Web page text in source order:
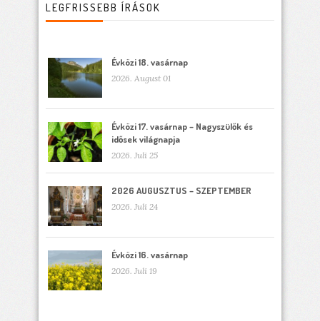
LEGFRISSEBB ÍRÁSOK
Évközi 18. vasárnap
2026. August 01
Évközi 17. vasárnap – Nagyszülők és
idősek világnapja
2026. Juli 25
2026 AUGUSZTUS – SZEPTEMBER
2026. Juli 24
Évközi 16. vasárnap
2026. Juli 19